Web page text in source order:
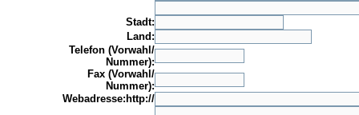
Stadt:
Land:
Telefon (Vorwahl/
Nummer):
Fax (Vorwahl/
Nummer):
Webadresse:http://